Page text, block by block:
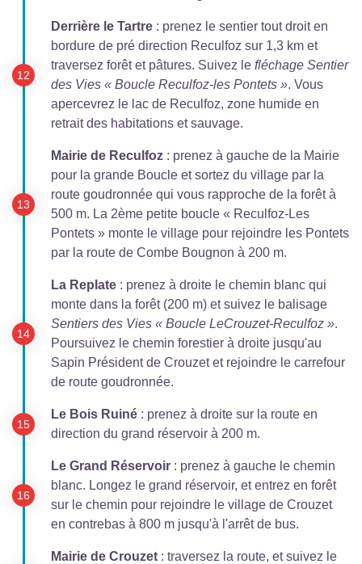
Derrière le Tartre : prenez le sentier tout droit en
bordure de pré direction Reculfoz sur 1,3 km et
traversez forêt et pâtures. Suivez le fléchage Sentier
des Vies « Boucle Reculfoz-les Pontets ». Vous
apercevrez le lac de Reculfoz, zone humide en
retrait des habitations et sauvage.
Mairie de Reculfoz : prenez à gauche de la Mairie
pour la grande Boucle et sortez du village par la
route goudronnée qui vous rapproche de la forêt à
500 m. La 2ème petite boucle « Reculfoz-Les
Pontets » monte le village pour rejoindre les Pontets
par la route de Combe Bougnon à 200 m.
La Replate : prenez à droite le chemin blanc qui
monte dans la forêt (200 m) et suivez le balisage
Sentiers des Vies « Boucle LeCrouzet-Reculfoz ».
Poursuivez le chemin forestier à droite jusqu'au
Sapin Président de Crouzet et rejoindre le carrefour
de route goudronnée.
Le Bois Ruiné : prenez à droite sur la route en
direction du grand réservoir à 200 m.
Le Grand Réservoir : prenez à gauche le chemin
blanc. Longez le grand réservoir, et entrez en forêt
sur le chemin pour rejoindre le village de Crouzet
en contrebas à 800 m jusqu'à l'arrêt de bus.
Mairie de Crouzet : traversez la route, et suivez le